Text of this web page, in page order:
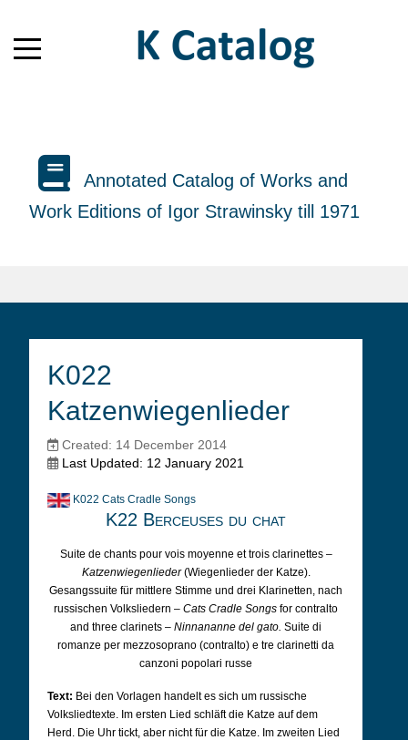
Annotated Catalog of Works and
Work Editions of Igor Strawinsky till 1971
K022
Katzenwiegenlieder
Created: 14 December 2014
Last Updated: 12 January 2021
K022 Cats Cradle Songs
K22 Berceuses du chat
Suite de chants pour vois moyenne et trois clarinettes –
Katzenwiegenlieder(Wiegenlieder der Katze).
Gesangssuite für mittlere Stimme und drei Klarinetten, nach
russischen Volksliedern – Cats Cradle Songs for contralto
and three clarinets – Ninnananne del gato. Suite di
romanze per mezzosoprano (contralto) e tre clarinetti da
canzoni popolari russe
Text: Bei den Vorlagen handelt es sich um russische
Volksliedtexte. Im ersten Lied schläft die Katze auf dem
Herd. Die Uhr tickt, aber nicht für die Katze. Im zweiten Lied